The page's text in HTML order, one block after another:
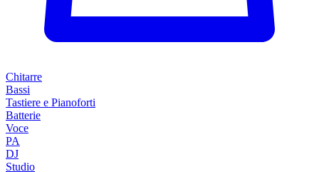
Chitarre
Bassi
Tastiere e Pianoforti
Batterie
Voce
PA
DJ
Studio